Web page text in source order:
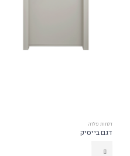
דלתות פלדה
דגם בייסיק